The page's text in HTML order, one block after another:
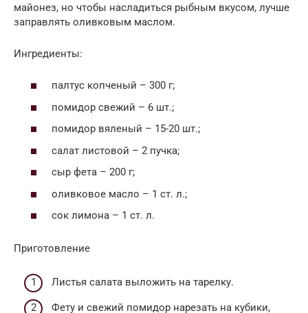
майонез, но чтобы насладиться рыбным вкусом, лучше
заправлять оливковым маслом.
Ингредиенты:
палтус копченый – 300 г;
помидор свежий – 6 шт.;
помидор вяленый – 15-20 шт.;
салат листовой – 2 пучка;
сыр фета – 200 г;
оливковое масло – 1 ст. л.;
сок лимона – 1 ст. л.
Приготовление
Листья салата выложить на тарелку.
Фету и свежий помидор нарезать на кубики,